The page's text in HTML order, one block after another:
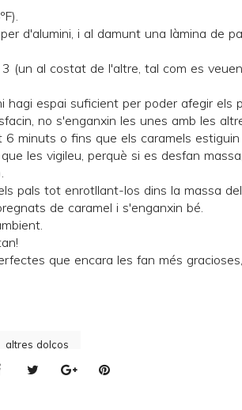
d'alumini, i al damunt una làmina de
3 (un al costat de l'altre, tal com es
hagi espai suficient per poder afegir els
no s'enganxin les unes amb les
minuts o fins que els caramels estiguin
les vigileu, perquè si es desfan massa,
pals tot enrotllant-los dins la massa del
de caramel i s'enganxin bé.
que encara les fan més
altres dolços